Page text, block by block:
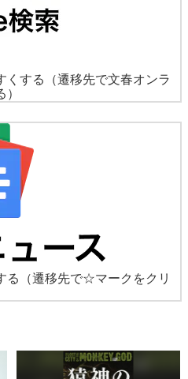
くする
（遷移先で文春オンラ
る
（遷移先で☆マークをクリ